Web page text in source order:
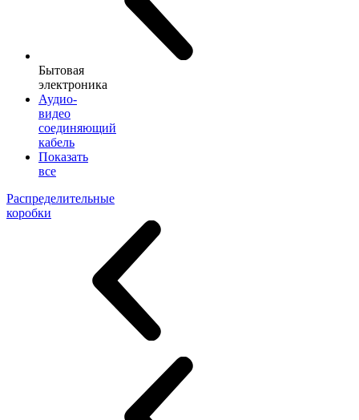
Бытовая
электроника
Аудио-
видео
соединяющий
кабель
Показать
все
Распределительные
коробки